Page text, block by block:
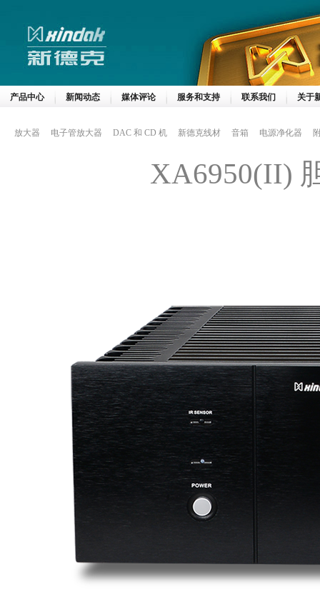
产品中心 新闻动态 媒体评论 服务和支持 联系我们 关于
放大器 电子管放大器 DAC 和 CD 机 新德克线材 音箱 电源净化器
XA6950(II)